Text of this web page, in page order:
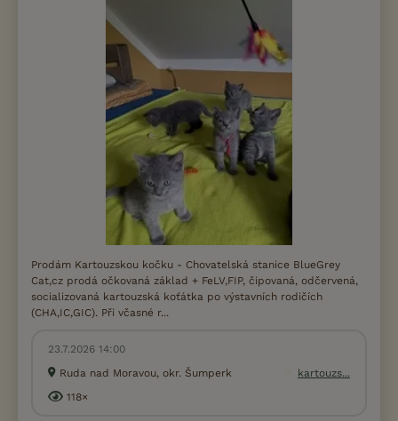
Prodám Kartouzskou kočku - Chovatelská stanice BlueGrey
Cat,cz prodá očkovaná základ + FeLV,FIP, čipovaná, odčervená,
socializovaná kartouzská koťátka po výstavních rodičích
(CHA,IC,GIC). Při včasné r...
23.7.2026 14:00
Ruda nad Moravou, okr. Šumperk
kartouzs...
118×